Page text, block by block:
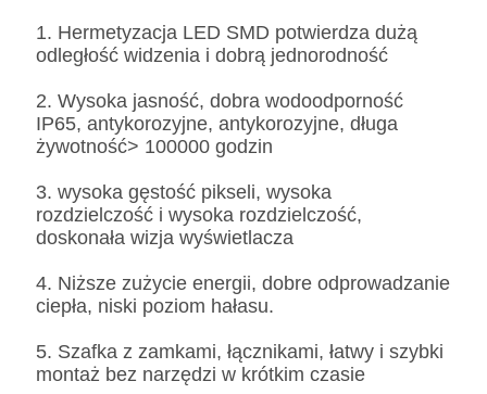
1. Hermetyzacja LED SMD potwierdza dużą
odległość widzenia i dobrą jednorodność
2. Wysoka jasność, dobra wodoodporność
IP65, antykorozyjne, antykorozyjne, długa
żywotność> 100000 godzin
3. wysoka gęstość pikseli, wysoka
rozdzielczość i wysoka rozdzielczość,
doskonała wizja wyświetlacza
4. Niższe zużycie energii, dobre odprowadzanie
ciepła, niski poziom hałasu.
5. Szafka z zamkami, łącznikami, łatwy i szybki
montaż bez narzędzi w krótkim czasie